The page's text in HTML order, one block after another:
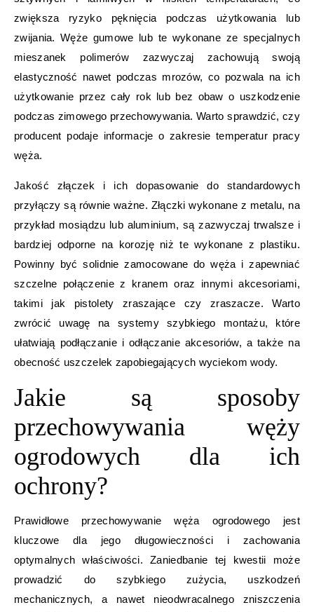
zwiększa ryzyko pęknięcia podczas użytkowania lub
zwijania. Węże gumowe lub te wykonane ze specjalnych
mieszanek polimerów zazwyczaj zachowują swoją
elastyczność nawet podczas mrozów, co pozwala na ich
użytkowanie przez cały rok lub bez obaw o uszkodzenie
podczas zimowego przechowywania. Warto sprawdzić, czy
producent podaje informacje o zakresie temperatur pracy
węża.
Jakość złączek i ich dopasowanie do standardowych
przyłączy są równie ważne. Złączki wykonane z metalu, na
przykład mosiądzu lub aluminium, są zazwyczaj trwalsze i
bardziej odporne na korozję niż te wykonane z plastiku.
Powinny być solidnie zamocowane do węża i zapewniać
szczelne połączenie z kranem oraz innymi akcesoriami,
takimi jak pistolety zraszające czy zraszacze. Warto
zwrócić uwagę na systemy szybkiego montażu, które
ułatwiają podłączanie i odłączanie akcesoriów, a także na
obecność uszczelek zapobiegających wyciekom wody.
Jakie są sposoby
przechowywania węży
ogrodowych dla ich
ochrony?
Prawidłowe przechowywanie węża ogrodowego jest
kluczowe dla jego długowieczności i zachowania
optymalnych właściwości. Zaniedbanie tej kwestii może
prowadzić do szybkiego zużycia, uszkodzeń
mechanicznych, a nawet nieodwracalnego zniszczenia